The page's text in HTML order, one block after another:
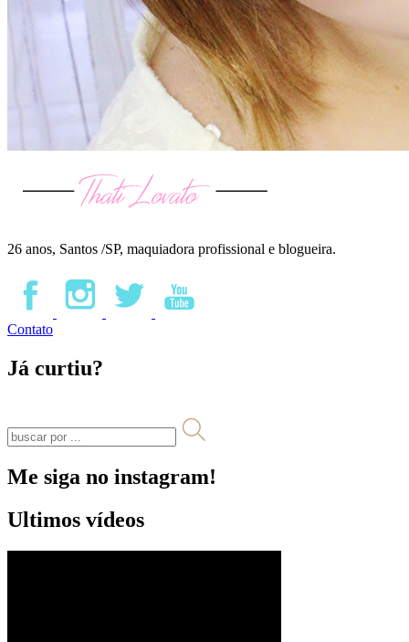
26 anos, Santos /SP, maquiadora profissional e blogueira.
Contato
Já curtiu?
Me siga no instagram!
Ultimos vídeos